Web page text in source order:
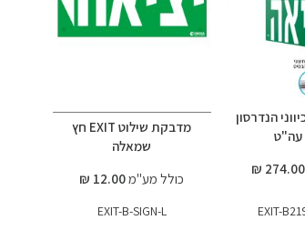
הנדרסון
עה"ט
EXIT-
מדבקת שילוט EXIT חץ
שמאלה
כולל מע"מ12.00 ₪
EXIT-B-SIGN-L